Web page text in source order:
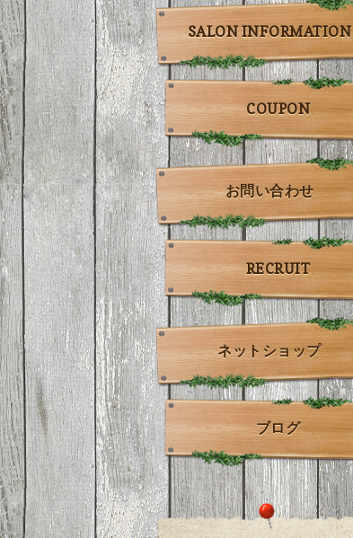
SALON INFORMATION
COUPON
お問い合わせ
RECRUIT
ネットショップ
ブログ